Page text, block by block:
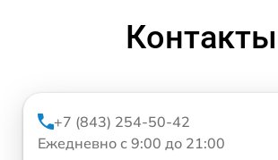
Контакты
+7 (843) 254-50-42
Ежедневно с 9:00 до 21:00